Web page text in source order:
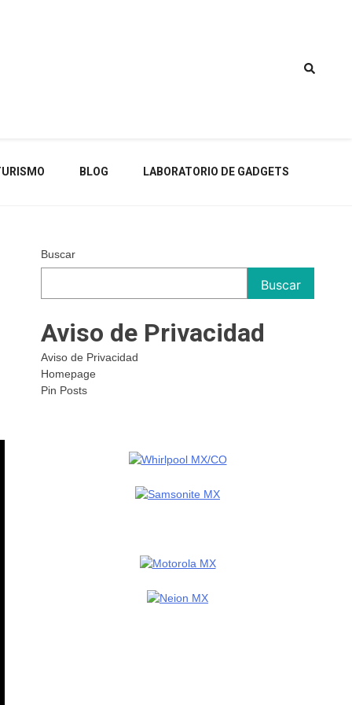
BLOG LABORATORIO DE GADGETS
Buscar
Buscar
Aviso de Privacidad
Aviso de Privacidad
Homepage
Pin Posts